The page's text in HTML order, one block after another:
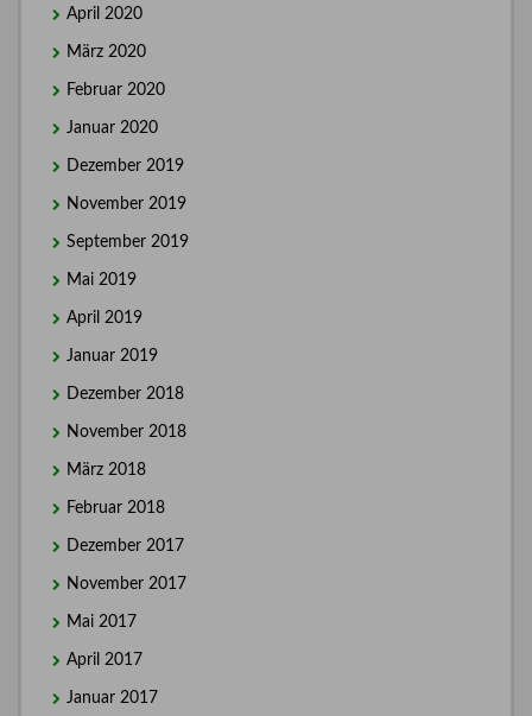
April 2020
März 2020
Februar 2020
Januar 2020
Dezember 2019
November 2019
September 2019
Mai 2019
April 2019
Januar 2019
Dezember 2018
November 2018
März 2018
Februar 2018
Dezember 2017
November 2017
Mai 2017
April 2017
Januar 2017